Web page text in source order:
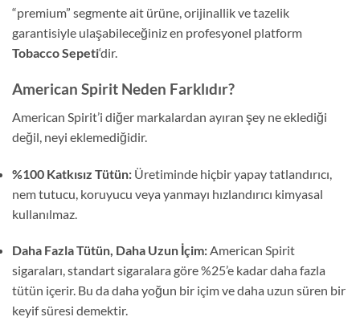
“premium” segmente ait ürüne, orijinallik ve tazelik
garantisiyle ulaşabileceğiniz en profesyonel platform
Tobacco Sepeti‘dir.
American Spirit Neden Farklıdır?
American Spirit’i diğer markalardan ayıran şey ne eklediği
değil, neyi eklemediğidir.
%100 Katkısız Tütün: Üretiminde hiçbir yapay tatlandırıcı,
nem tutucu, koruyucu veya yanmayı hızlandırıcı kimyasal
kullanılmaz.
Daha Fazla Tütün, Daha Uzun İçim:American Spirit
sigaraları, standart sigaralara göre %25’e kadar daha fazla
tütün içerir. Bu da daha yoğun bir içim ve daha uzun süren bir
keyif süresi demektir.